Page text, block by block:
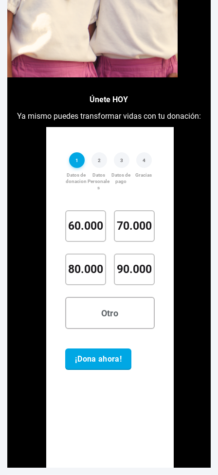
Únete HOY
Ya mismo puedes transformar vidas con tu donación: